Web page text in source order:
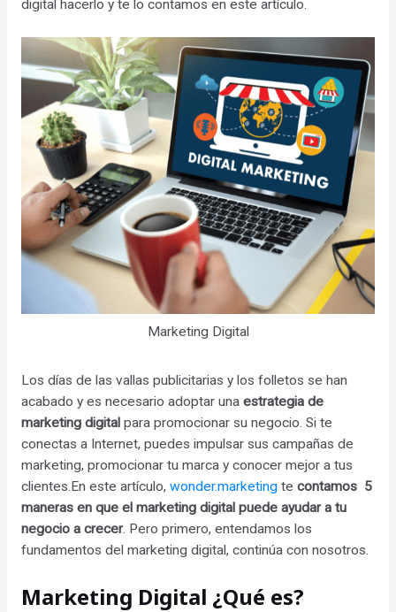
digital hacerlo y te lo contamos en este artículo.
Marketing Digital
Los días de las vallas publicitarias y los folletos se han
acabado y es necesario adoptar una estrategia de
marketing digitalpara promocionar su negocio. Si te
conectas a Internet, puedes impulsar sus campañas de
marketing, promocionar tu marca y conocer mejor a tus
clientes.En este artículo, wonder.marketingte contamos 5
maneras en que el marketing digital puede ayudar a tu
negocio a crecer. Pero primero, entendamos los
fundamentos del marketing digital, continúa con nosotros.
Marketing Digital ¿Qué es?